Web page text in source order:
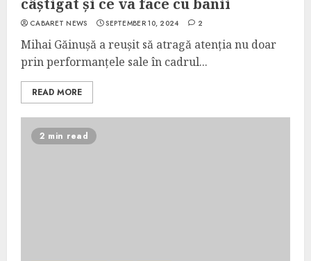
câștigat și ce va face cu banii
CABARET NEWS SEPTEMBER 10, 2024 2
Mihai Găinușă a reușit să atragă atenția nu doar
prin performanțele sale în cadrul...
READ MORE
2 min read